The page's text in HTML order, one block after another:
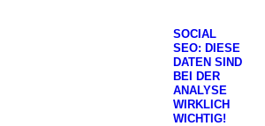
SOCIAL
SEO: DIESE
DATEN SIND
BEI DER
ANALYSE
WIRKLICH
WICHTIG!